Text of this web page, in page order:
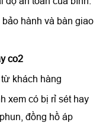
hành và bàn giao
co2
khách hàng
xem có bị rỉ sét hay
đồng hồ áp